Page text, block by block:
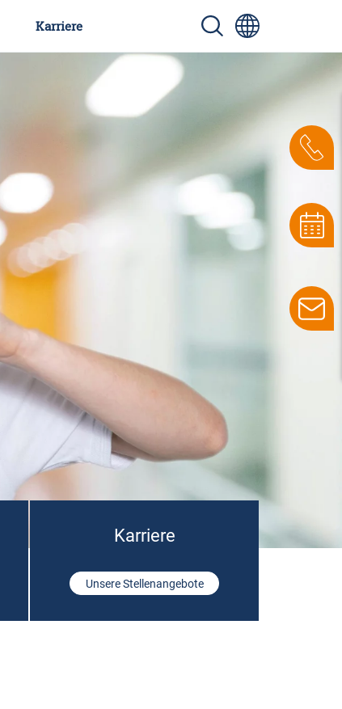
Karriere
Karriere
Unsere Stellenangebote